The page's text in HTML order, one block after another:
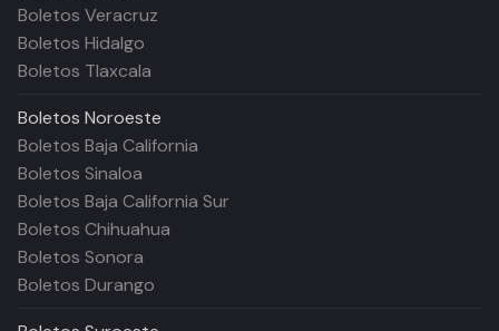
Boletos Veracruz
Boletos Hidalgo
Boletos Tlaxcala
Boletos Noroeste
Boletos Baja California
Boletos Sinaloa
Boletos Baja California Sur
Boletos Chihuahua
Boletos Sonora
Boletos Durango